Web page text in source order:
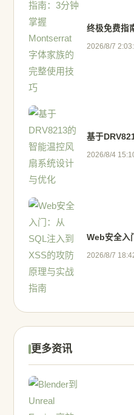
终极免费指
2026/8/7
基于
2026/8/4
Web安全入
2026/8/7
更多资讯